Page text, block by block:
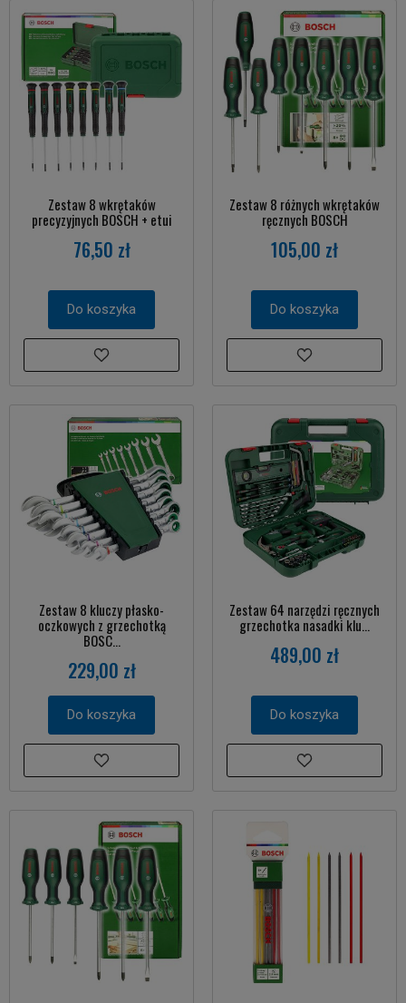
Zestaw 8 wkrętaków
precyzyjnych BOSCH + etui
76,50 zł
Do koszyka
Zestaw 8 różnych wkrętaków
ręcznych BOSCH
105,00 zł
Do koszyka
Zestaw 8 kluczy płasko-
oczkowych z grzechotką
BOSC...
229,00 zł
Do koszyka
Zestaw 64 narzędzi ręcznych
grzechotka nasadki klu...
489,00 zł
Do koszyka